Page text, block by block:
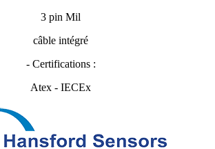
3 pin Mil
câble intégré
- Certifications :
Atex - IECEx